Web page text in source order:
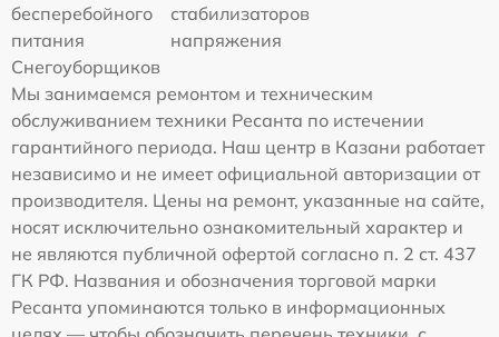
бесперебойного
питания
стабилизаторов
напряжения
Снегоуборщиков
Мы занимаемся ремонтом и техническим
обслуживанием техники Ресанта по истечении
гарантийного периода. Наш центр в Казани работает
независимо и не имеет официальной авторизации от
производителя. Цены на ремонт, указанные на сайте,
носят исключительно ознакомительный характер и
не являются публичной офертой согласно п. 2 ст. 437
ГК РФ. Названия и обозначения торговой марки
Ресанта упоминаются только в информационных